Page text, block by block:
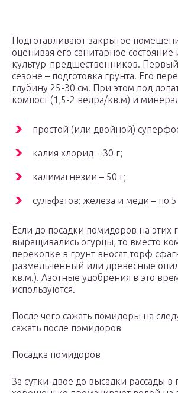
Подготавливают закрытое
оценивая его санитарное состояние
культур-предшественников.
сезоне – подготовка грунта. Его
глубину 25-30 см. При этом под
компост (1,5-2 ведра/кв.м) и
простой (или двойной)
калия хлорид – 30 г;
калимагнезии – 50 г;
сульфатов: железа и меди – по 5
Если до посадки помидоров на этих
выращивались огурцы, то вместо
перекопке в грунт вносят торф
размельченный или древесные
кв.м.). Азотные удобрения в это
используются.
После чего сажать помидоры на
сажать после помидоров
Посадка помидоров
За сутки-двое до высадки рассады в